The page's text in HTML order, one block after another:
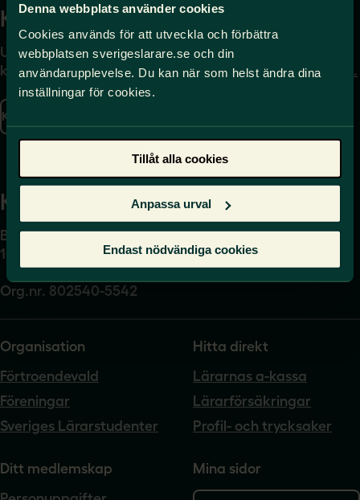
Denna webbplats använder cookies
Cookies används för att utveckla och förbättra
webbplatsen sverigeslarare.se och din
användarupplevelse. Du kan när som helst ändra dina
inställningar för cookies.
Tillåt alla cookies
Anpassa urval
Endast nödvändiga cookies
Kontakta
Uppgifter om hur du
kontaktar oss finns här.
Kontakta oss
Press
Journalist – du når oss
på press@sverigeslarare.
Kansli
Box 17061
104 62 Stockholm
Org.nr. 802540-5542
Organisation
Förtroendevald
Föreningar
Sveriges Lärarstudenter
Hitta direkt
Lärarnas a-kassa
Lärarförsäkringar
Profil- och trycksaker
Ditt medlemskap
Mina sidor